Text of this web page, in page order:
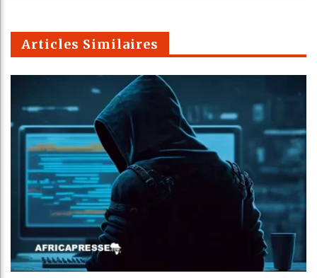
m
Articles Similaires